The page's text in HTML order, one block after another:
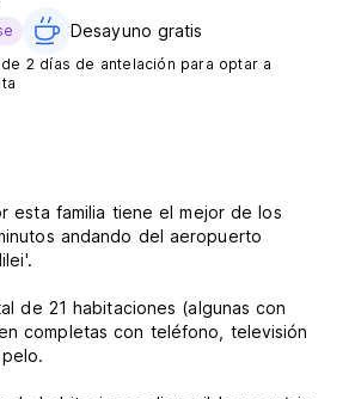
Desayuno gratis
2 días de antelación para optar a
esta familia tiene el mejor de los
andando del aeropuerto
de 21 habitaciones (algunas con
completas con teléfono, televisión